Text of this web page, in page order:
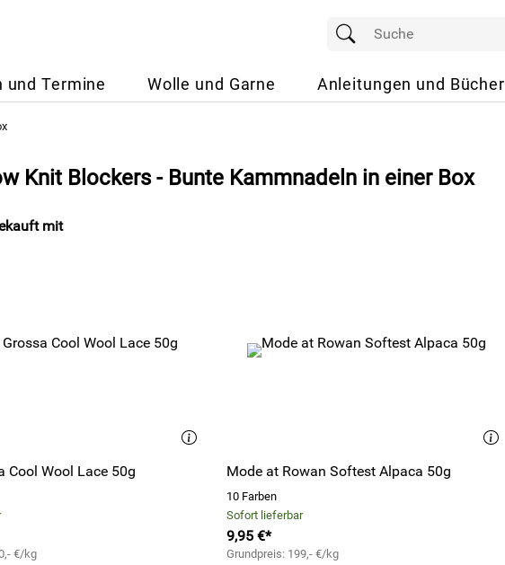
und Termine Wolle und Garne Anleitungen und Bücher
Knit Blockers - Bunte Kammnadeln in einer Box
Cool Wool Lace 50g
€/kg
Mode at Rowan Softest Alpaca 50g
10 Farben
Sofort lieferbar
9,95 €*
Grundpreis: 199,- €/kg
mit